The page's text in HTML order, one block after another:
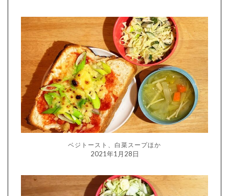
ベジトースト、白菜スープほか
2021年1月28日